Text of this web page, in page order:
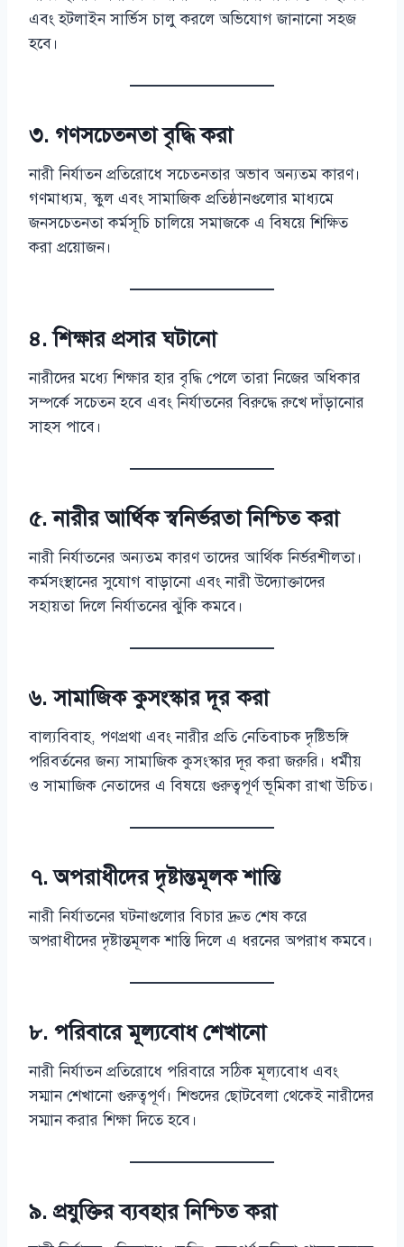
এবং হটলাইন সার্ভিস চালু করলে অভিযোগ জানানো সহজ
হবে।
৩. গণসচেতনতা বৃদ্ধি করা
নারী নির্যাতন প্রতিরোধে সচেতনতার অভাব অন্যতম কারণ।
গণমাধ্যম, স্কুল এবং সামাজিক প্রতিষ্ঠানগুলোর মাধ্যমে
জনসচেতনতা কর্মসূচি চালিয়ে সমাজকে এ বিষয়ে শিক্ষিত
করা প্রয়োজন।
৪. শিক্ষার প্রসার ঘটানো
নারীদের মধ্যে শিক্ষার হার বৃদ্ধি পেলে তারা নিজের অধিকার
সম্পর্কে সচেতন হবে এবং নির্যাতনের বিরুদ্ধে রুখে দাঁড়ানোর
সাহস পাবে।
৫. নারীর আর্থিক স্বনির্ভরতা নিশ্চিত করা
নারী নির্যাতনের অন্যতম কারণ তাদের আর্থিক নির্ভরশীলতা।
কর্মসংস্থানের সুযোগ বাড়ানো এবং নারী উদ্যোক্তাদের
সহায়তা দিলে নির্যাতনের ঝুঁকি কমবে।
৬. সামাজিক কুসংস্কার দূর করা
বাল্যবিবাহ, পণপ্রথা এবং নারীর প্রতি নেতিবাচক দৃষ্টিভঙ্গি
পরিবর্তনের জন্য সামাজিক কুসংস্কার দূর করা জরুরি। ধর্মীয়
ও সামাজিক নেতাদের এ বিষয়ে গুরুত্বপূর্ণ ভূমিকা রাখা উচিত।
৭. অপরাধীদের দৃষ্টান্তমূলক শাস্তি
নারী নির্যাতনের ঘটনাগুলোর বিচার দ্রুত শেষ করে
অপরাধীদের দৃষ্টান্তমূলক শাস্তি দিলে এ ধরনের অপরাধ কমবে।
৮. পরিবারে মূল্যবোধ শেখানো
নারী নির্যাতন প্রতিরোধে পরিবারে সঠিক মূল্যবোধ এবং
সম্মান শেখানো গুরুত্বপূর্ণ। শিশুদের ছোটবেলা থেকেই নারীদের
সম্মান করার শিক্ষা দিতে হবে।
৯. প্রযুক্তির ব্যবহার নিশ্চিত করা